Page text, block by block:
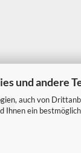
und andere
auch von
Ihnen ein